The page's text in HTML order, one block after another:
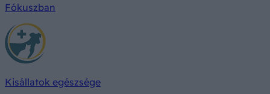
Fókuszban
Kisállatok egészsége